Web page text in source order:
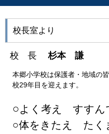
校長室より
校 長杉本 謙
本郷小学校は保護者・地域の
校29年目を迎えます。
○よく考え すすん
○体をきたえ たく